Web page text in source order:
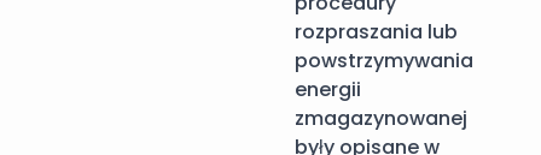
rozpraszania lub
powstrzymywania
energii
zmagazynowanej
były opisane w